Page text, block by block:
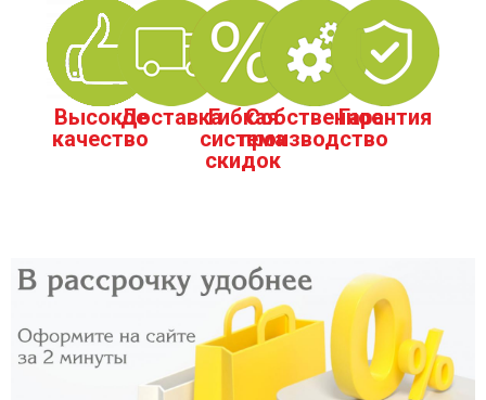
Высокое
качество
ДоставкаГибкая
система
скидок
Собственное
производство
Гарантия